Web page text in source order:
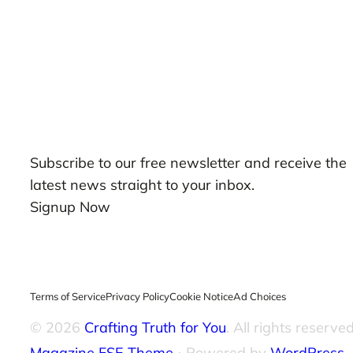
Subscribe to our free newsletter and receive the
latest news straight to your inbox.
Signup Now
Terms of ServicePrivacy PolicyCookie NoticeAd Choices
© 2026 Crafting Truth for You. All rights